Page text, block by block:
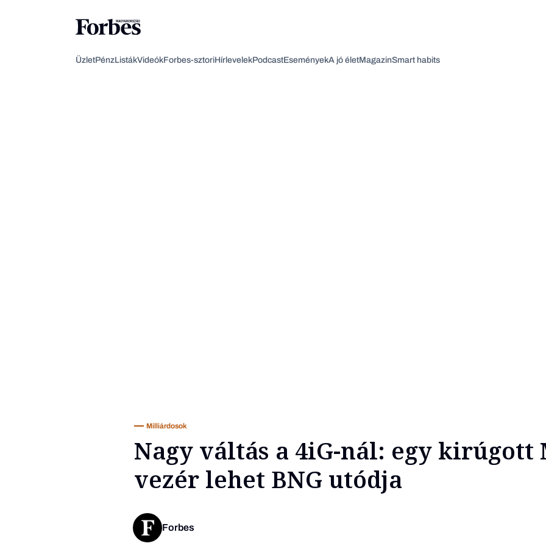
ÜzletPénzListákVideókForbes-sztoriHírlevelekPodcastEseményekA jó életMagazinSmart habits
Milliárdosok
Nagy váltás a 4iG-nál: egy kirúgott
vezér lehet BNG utódja
Forbes